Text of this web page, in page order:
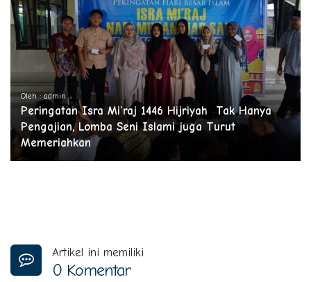
Oleh : admin
Peringatan Isra Mi’raj 1446 Hijriyah Tak Hanya
Pengajian, Lomba Seni Islami juga Turut
Memeriahkan
Artikel ini memiliki
0 Komentar